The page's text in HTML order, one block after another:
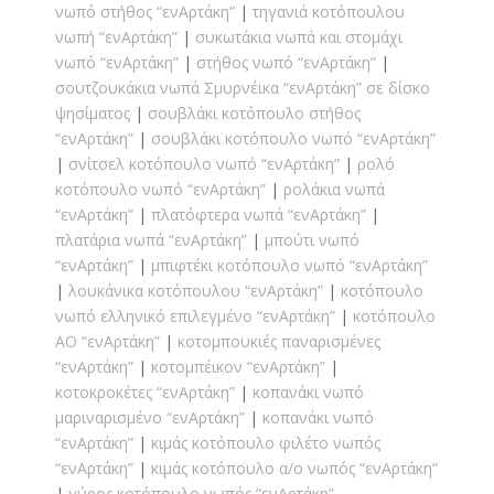
νωπό στήθος “ενΑρτάκη”
τηγανιά κοτόπουλου
νωπή “ενΑρτάκη”
συκωτάκια νωπά και στομάχι
νωπό “ενΑρτάκη”
στήθος νωπό “ενΑρτάκη”
σουτζουκάκια νωπά Σμυρνέικα “ενΑρτάκη” σε δίσκο
ψησίματος
σουβλάκι κοτόπουλο στήθος
“ενΑρτάκη”
σουβλάκι κοτόπουλο νωπό “ενΑρτάκη”
σνίτσελ κοτόπουλο νωπό “ενΑρτάκη”
ρολό
κοτόπουλο νωπό “ενΑρτάκη”
ρολάκια νωπά
“ενΑρτάκη”
πλατόφτερα νωπά “ενΑρτάκη”
πλατάρια νωπά “ενΑρτάκη”
μπούτι νωπό
“ενΑρτάκη”
μπιφτέκι κοτόπουλο νωπό “ενΑρτάκη”
λουκάνικα κοτόπουλου “ενΑρτάκη”
κοτόπουλο
νωπό ελληνικό επιλεγμένο “ενΑρτάκη”
κοτόπουλο
AO “ενΑρτάκη”
κοτομπουκιές παναρισμένες
“ενΑρτάκη”
κοτομπέικον “ενΑρτάκη”
κοτοκροκέτες “ενΑρτάκη”
κοπανάκι νωπό
μαριναρισμένο “ενΑρτάκη”
κοπανάκι νωπό
“ενΑρτάκη”
κιμάς κοτόπουλο φιλέτο νωπός
“ενΑρτάκη”
κιμάς κοτόπουλο α/ο νωπός “ενΑρτάκη”